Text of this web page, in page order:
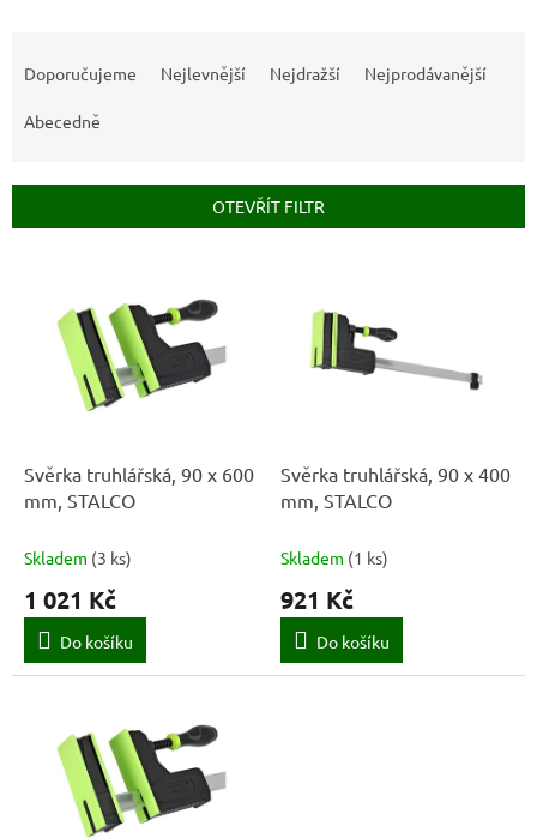
r
Doporučujeme Nejlevnější Nejdražší Nejprodávanější
Abecedně
OTEVŘÍT FILTR
dSvěrka truhlářská, 90 x 600
mm, STALCO
Skladem (3 ks)
1 021 Kč
Do košíku
Svěrka truhlářská, 90 x 400
mm, STALCO
Skladem (1 ks)
921 Kč
Do košíku